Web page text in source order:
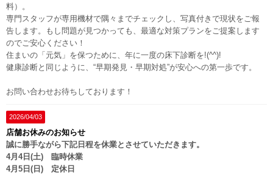
料）。
専門スタッフが専用機材で隅々までチェックし、写真付きで現状をご報
告します。もし問題が見つかっても、最適な対策プランをご提案します
のでご安心ください！
住まいの「元気」を保つために、年に一度の床下診断を!(^^)!
健康診断と同じように、“早期発見・早期対処”が安心への第一歩です。
お問い合わせお待ちしております！
2026/04/03
店舗お休みのお知らせ
誠に勝手ながら下記日程を休業とさせていただきます。
4月4日(土) 臨時休業
4月5日(日) 定休日